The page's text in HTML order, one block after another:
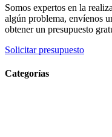
Somos expertos en la
algún problema, envíenos
obtener un presupuesto
Solicitar presupuesto
Categorías